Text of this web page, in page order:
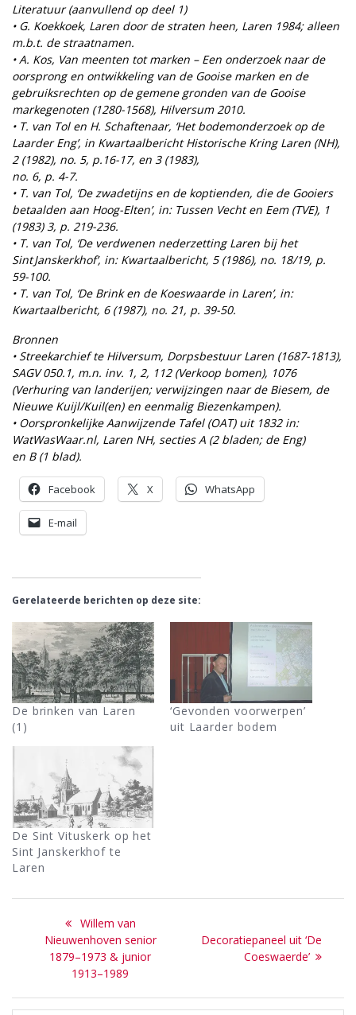
Literatuur (aanvullend op deel 1)
• G. Koekkoek, Laren door de straten heen, Laren 1984; alleen
m.b.t. de straatnamen.
• A. Kos, Van meenten tot marken – Een onderzoek naar de
oorsprong en ontwikkeling van de Gooise marken en de
gebruiksrechten op de gemene gronden van de Gooise
markegenoten (1280-1568), Hilversum 2010.
• T. van Tol en H. Schaftenaar, ‘Het bodemonderzoek op de
Laarder Eng’, in Kwartaalbericht Historische Kring Laren (NH),
2 (1982), no. 5, p.16-17, en 3 (1983),
no. 6, p. 4-7.
• T. van Tol, ‘De zwadetijns en de koptienden, die de Gooiers
betaalden aan Hoog-Elten’, in: Tussen Vecht en Eem (TVE), 1
(1983) 3, p. 219-236.
• T. van Tol, ‘De verdwenen nederzetting Laren bij het
Sint Janskerkhof’, in: Kwartaalbericht, 5 (1986), no. 18/19, p.
59-100.
• T. van Tol, ‘De Brink en de Koeswaarde in Laren’, in:
Kwartaalbericht, 6 (1987), no. 21, p. 39-50.
Bronnen
• Streekarchief te Hilversum, Dorpsbestuur Laren (1687-1813),
SAGV 050.1, m.n. inv. 1, 2, 112 (Verkoop bomen), 1076
(Verhuring van landerijen; verwijzingen naar de Biesem, de
Nieuwe Kuijl/Kuil(en) en eenmalig Biezenkampen).
• Oorspronkelijke Aanwijzende Tafel (OAT) uit 1832 in:
WatWasWaar.nl, Laren NH, secties A (2 bladen; de Eng)
en B (1 blad).
Facebook X WhatsApp
E-mail
Gerelateerde berichten op deze site:
De brinken van Laren
(1)
‘Gevonden voorwerpen’
uit Laarder bodem
De Sint Vituskerk op het
Sint Janskerkhof te
Laren
Bericht
navigatie
Previous
post:
Willem van
Nieuwenhoven senior
1879–1973 & junior
1913–1989
Next
Decoratiepaneel uit ‘De
Coeswaerde’